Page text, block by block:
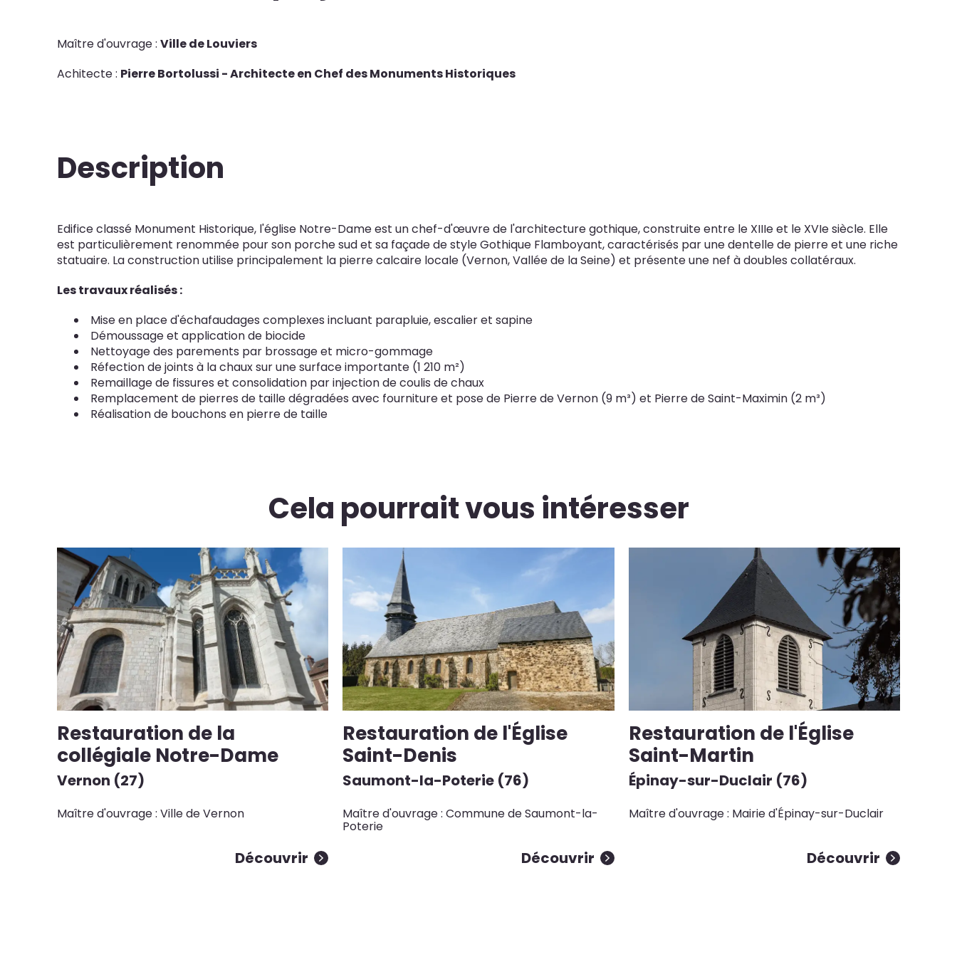
Maître d'ouvrage : Ville de Louviers
Achitecte : Pierre Bortolussi - Architecte en Chef des Monuments Historiques
Description
Edifice classé Monument Historique, l'église Notre-Dame est un chef-d'œuvre de l'architecture gothique, construite entre le XIIIe et le XVIe siècle. Elle
est particulièrement renommée pour son porche sud et sa façade de style Gothique Flamboyant, caractérisés par une dentelle de pierre et une riche
statuaire. La construction utilise principalement la pierre calcaire locale (Vernon, Vallée de la Seine) et présente une nef à doubles collatéraux.
Les travaux réalisés :
Mise en place d'échafaudages complexes incluant parapluie, escalier et sapine
Démoussage et application de biocide
Nettoyage des parements par brossage et micro-gommage
Réfection de joints à la chaux sur une surface importante (1 210 m²)
Remaillage de fissures et consolidation par injection de coulis de chaux
Remplacement de pierres de taille dégradées avec fourniture et pose de Pierre de Vernon (9 m³) et Pierre de Saint-Maximin (2 m³)
Réalisation de bouchons en pierre de taille
Cela pourrait vous intéresser
Restauration de la
collégiale Notre-Dame
Vernon (27)
Maître d'ouvrage : Ville de Vernon
Découvrir
Restauration de l'Église
Saint-Denis
Saumont-la-Poterie (76)
Maître d'ouvrage : Commune de Saumont-la-
Poterie
Découvrir
Restauration de l'Église
Saint-Martin
Épinay-sur-Duclair (76)
Maître d'ouvrage : Mairie d'Épinay-sur-Duclair
Découvrir